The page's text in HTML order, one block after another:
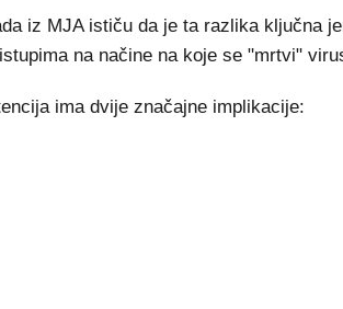
iz MJA ističu da je ta razlika ključna
na načine na koje se "mrtvi"
ima dvije značajne implikacije: